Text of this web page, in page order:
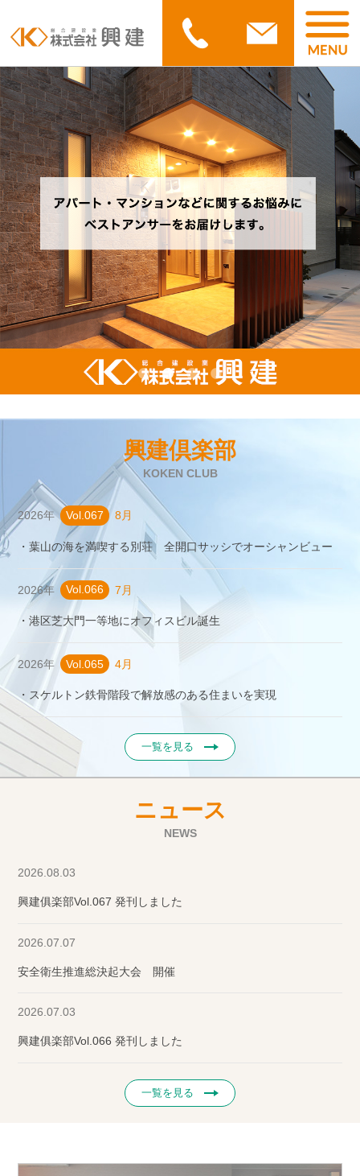
興建倶楽部
KOKEN CLUB
2026年 Vol.067 8月
・葉山の海を満喫する別荘 全開口サッシでオーシャンビュー
2026年 Vol.066 7月
・港区芝大門一等地にオフィスビル誕生
2026年 Vol.065 4月
・スケルトン鉄骨階段で解放感のある住まいを実現
一覧を見る
ニュース
NEWS
2026.08.03
興建俱楽部Vol.067 発刊しました
2026.07.07
安全衛生推進総決起大会 開催
2026.07.03
興建俱楽部Vol.066 発刊しました
一覧を見る